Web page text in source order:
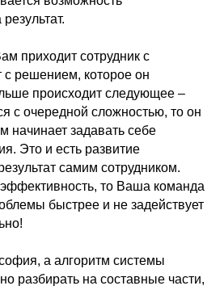
приходит сотрудник с
с решением, которое он
происходит следующее –
с очередной сложностью, то он
начинает задавать себе
Это и есть развитие
самим сотрудником.
то Ваша команда
быстрее и не задействует
а алгоритм системы
разбирать на составные части,